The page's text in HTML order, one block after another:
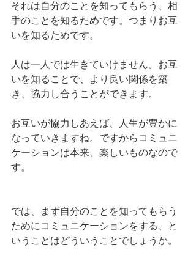
それは自分のことを知ってもらう、相
手のことを知るためです。つまりお互
いを知るためです。
人は一人では生きていけません。お互
いを知ることで、より良い関係を築
き、協力し合うことができます。
お互いが協力しあえば、人生が豊かに
なっていきますね。ですからコミュニ
ケーションは本来、楽しいものなので
す。
では、まず自分のことを知ってもらう
ためにコミュニケーションをする、と
いうことはどういうことでしょうか。